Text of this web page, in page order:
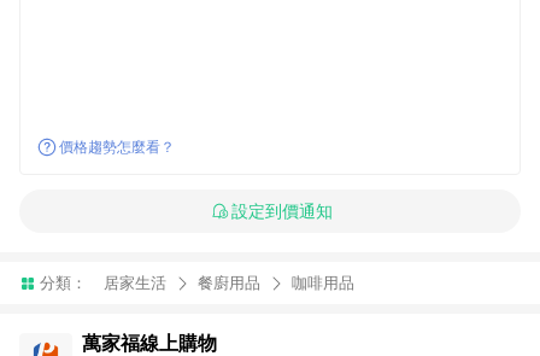
價格趨勢怎麼看？
設定到價通知
分類： 居家生活 餐廚用品 咖啡用品
萬家福線上購物